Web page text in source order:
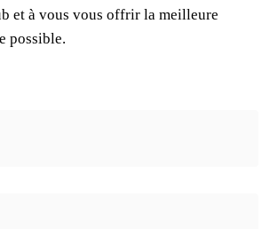
et à vous vous offrir la meilleure
possible.